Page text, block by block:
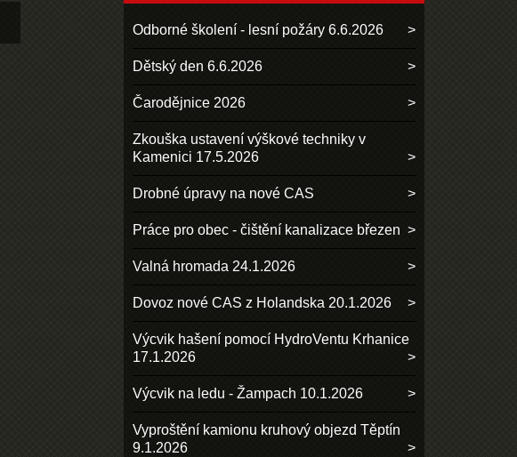
Odborné školení - lesní požáry 6.6.2026
Dětský den 6.6.2026
Čarodějnice 2026
Zkouška ustavení výškové techniky v
Kamenici 17.5.2026
Drobné úpravy na nové CAS
Práce pro obec - čištění kanalizace březen
Valná hromada 24.1.2026
Dovoz nové CAS z Holandska 20.1.2026
Výcvik hašení pomocí HydroVentu Krhanice
17.1.2026
Výcvik na ledu - Žampach 10.1.2026
Vyproštění kamionu kruhový objezd Těptín
9.1.2026